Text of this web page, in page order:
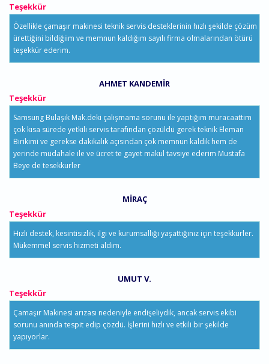
Teşekkür
Özellikle çamaşır makinesi teknik servis desteklerinin hızlı şekilde çözüm
ürettiğini bildiğiim ve memnun kaldığım sayılı firma olmalarından ötürü
teşekkür ederim.
AHMET KANDEMIR
Teşekkür
Samsung Bulaşık Mak.deki çalışmama sorunu ile yaptığım muracaattim
çok kısa sürede yetkili servis tarafından çözüldü gerek teknik Eleman
Birikimi ve gerekse dakikalık açısından çok memnun kaldık hem de
yerinde müdahale ile ve ücret te gayet makul tavsiye ederim Mustafa
Beye de tesekkurler
MIRAÇ
Teşekkür
Hızlı destek, kesintisizlik, ilgi ve kurumsallığı yaşattığınız için teşekkürler.
Mükemmel servis hizmeti aldım.
UMUT V.
Teşekkür
Çamaşır Makinesi arızası nedeniyle endişeliydik, ancak servis ekibi
sorunu anında tespit edip çözdü. İşlerini hızlı ve etkili bir şekilde
yapıyorlar.